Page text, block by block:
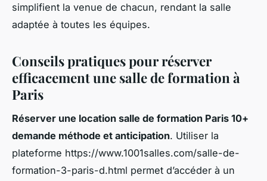
simplifient la venue de chacun, rendant la salle
adaptée à toutes les équipes.
Conseils pratiques pour réserver
efficacement une salle de formation à
Paris
Réserver une location salle de formation Paris 10+
demande méthode et anticipation. Utiliser la
plateforme https://www.1001salles.com/salle-de-
formation-3-paris-d.html permet d’accéder à un